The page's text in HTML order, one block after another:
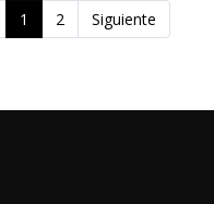
1 2 Siguiente